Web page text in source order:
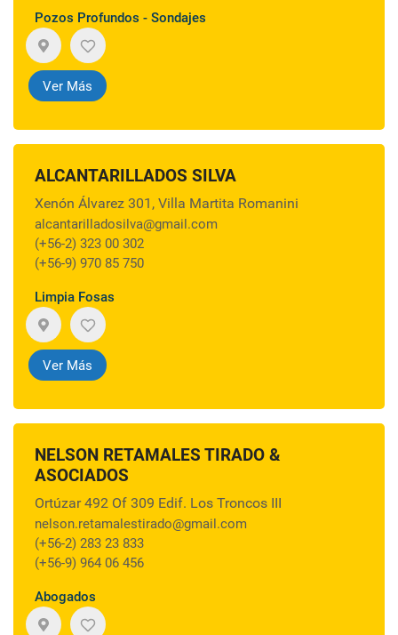
Pozos Profundos - Sondajes
Ver Más
ALCANTARILLADOS SILVA
Xenón Álvarez 301, Villa Martita Romanini
alcantarilladosilva@gmail.com
(+56-2) 323 00 302
(+56-9) 970 85 750
Limpia Fosas
Ver Más
NELSON RETAMALES TIRADO &
ASOCIADOS
Ortúzar 492 Of 309 Edif. Los Troncos III
nelson.retamalestirado@gmail.com
(+56-2) 283 23 833
(+56-9) 964 06 456
Abogados